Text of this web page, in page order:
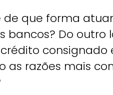
de que forma
bancos? Do outro
consignado
as razões mais